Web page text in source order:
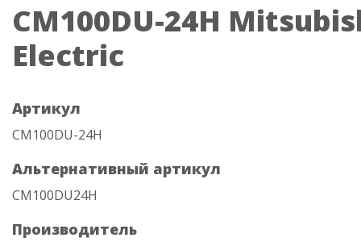
CM100DU-24H
Electric
Артикул
CM100DU-24H
Альтернативный артикул
CM100DU24H
Производитель